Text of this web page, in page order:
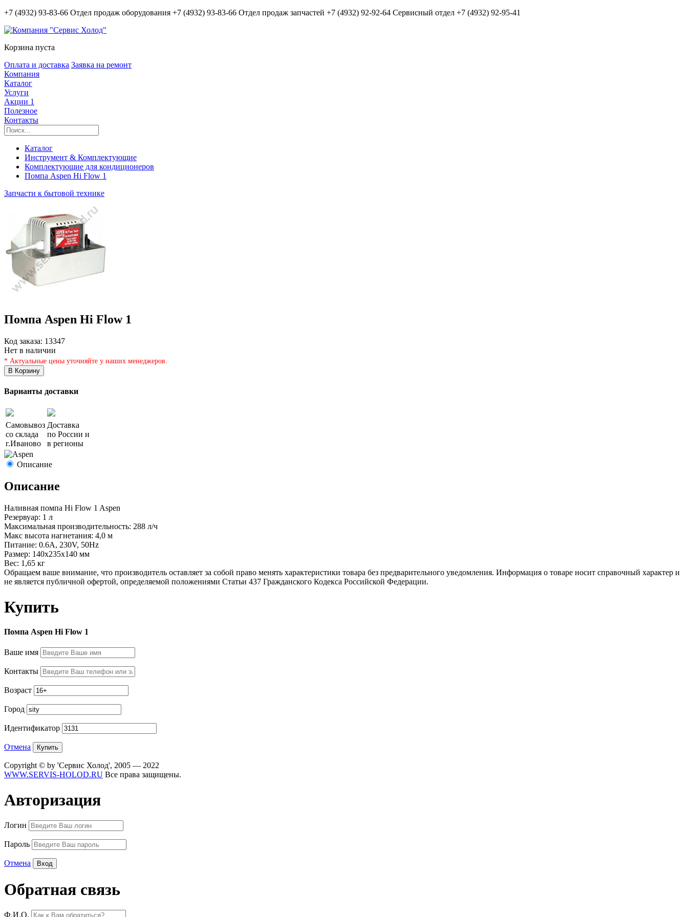
+7 (4932) 93-83-66 Отдел продаж оборудования +7 (4932) 93-83-66 Отдел продаж запчастей +7 (4932) 92-92-64 Сервисный отдел +7 (4932) 92-95-41
Корзина пуста
Оплата и доставка Заявка на ремонт
Компания
Каталог
Услуги
Акции 1
Полезное
Контакты
Каталог
Инструмент & Комплектующие
Комплектующие для кондиционеров
Помпа Aspen Hi Flow 1
Запчасти к бытовой технике
Помпа Aspen Hi Flow 1
Код заказа: 13347
Нет в наличии
* Актуальные цены уточняйте у наших менеджеров.
В Корзину
Варианты доставки
Самовывоз
со склада
г.Иваново
Доставка
по России и
в регионы
Описание
Описание
Наливная помпа Hi Flow 1 Aspen
Резервуар: 1 л
Максимальная производительность: 288 л/ч
Макс высота нагнетания: 4,0 м
Питание: 0.6А, 230V, 50Hz
Размер: 140х235х140 мм
Вес: 1,65 кг
Обращаем ваше внимание, что производитель оставляет за собой право менять характеристики товара без предварительного уведомления. Информация о товаре носит справочный характер и
не является публичной офертой, определяемой положениями Статьи 437 Гражданского Кодекса Российской Федерации.
Купить
Помпа Aspen Hi Flow 1
Ваше имя
Контакты
Возраст
Город
Идентификатор
Отмена
Copyright © by 'Сервис Холод', 2005 — 2022
WWW.SERVIS-HOLOD.RU Все права защищены.
Авторизация
Логин
Пароль
Отмена
Обратная связь
Ф.И.О.